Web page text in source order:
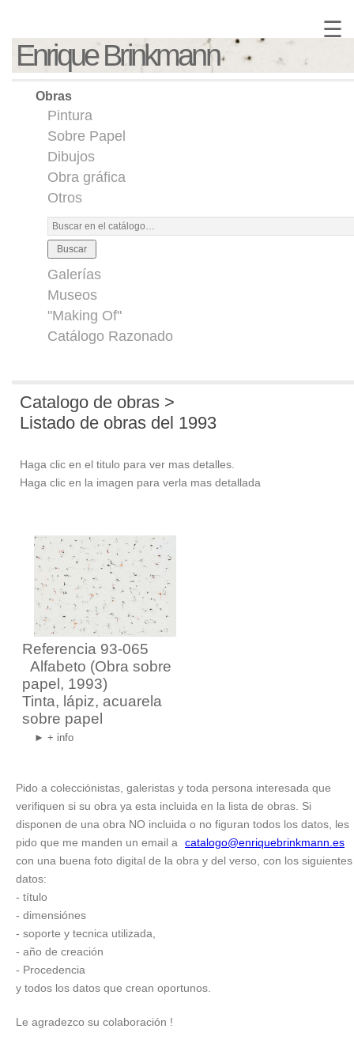
☰
Enrique Brinkmann
Obras
Pintura
Sobre Papel
Dibujos
Obra gráfica
Otros
Buscar
Galerías
Museos
"Making Of"
Catálogo Razonado
Catalogo de obras >
Listado de obras del 1993
Haga clic en el titulo para ver mas detalles.
Haga clic en la imagen para verla mas detallada
Referencia 93-065
Alfabeto (Obra sobre
papel, 1993)
Tinta, lápiz, acuarela
sobre papel
► + info
Pido a colecciónistas, galeristas y toda persona interesada que
verifiquen si su obra ya esta incluida en la lista de obras. Si
disponen de una obra NO incluida o no figuran todos los datos, les
pido que me manden un email a
catalogo@enriquebrinkmann.es
con una buena foto digital de la obra y del verso, con los siguientes
datos:
- título
- dimensiónes
- soporte y tecnica utilizada,
- año de creación
- Procedencia
y todos los datos que crean oportunos.
Le agradezco su colaboración !